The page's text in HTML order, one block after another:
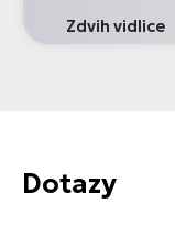
Zdvih vidlice
Dotazy